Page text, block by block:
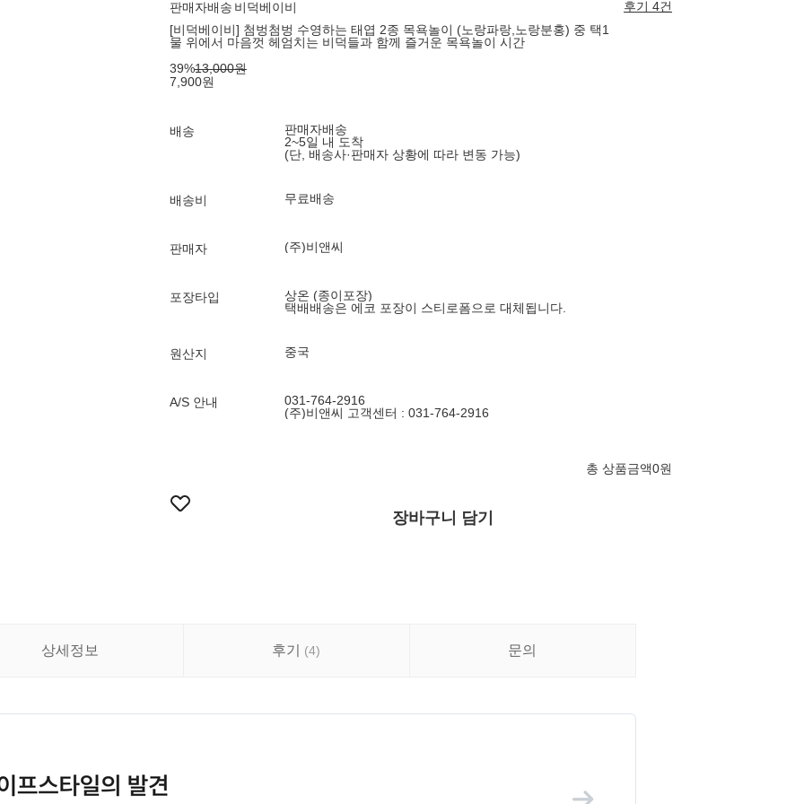
판매자배송 비덕베이비
후기 4건
[비덕베이비] 첨벙첨벙 수영하는 태엽 2종 목욕놀이 (노랑파랑,노랑분홍) 중 택1
물 위에서 마음껏 헤엄치는 비덕들과 함께 즐거운 목욕놀이 시간
39%13,000원
7,900원
배송
판매자배송
2~5일 내 도착
(단, 배송사·판매자 상황에 따라 변동 가능)
배송비 무료배송
판매자 (주)비앤씨
포장타입
상온 (종이포장)
택배배송은 에코 포장이 스티로폼으로 대체됩니다.
원산지 중국
A/S 안내
031-764-2916
(주)비앤씨 고객센터 : 031-764-2916
총 상품금액0원
장바구니 담기
상세정보 후기 (4) 문의